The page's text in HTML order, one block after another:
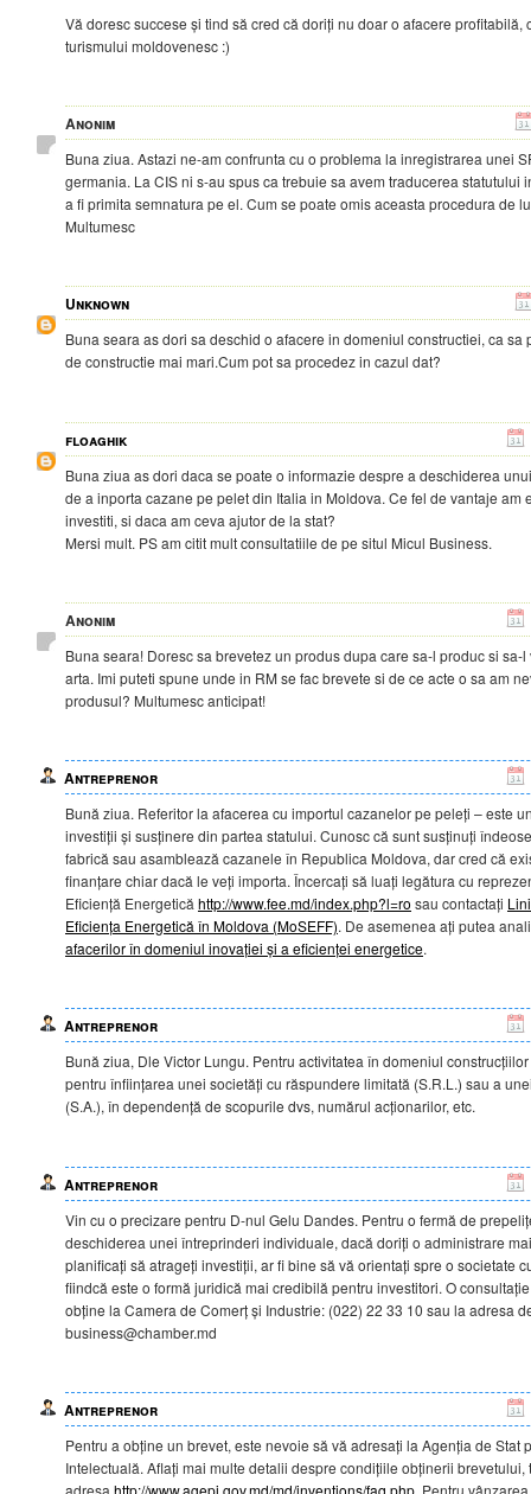
Vă doresc succese și tind să cred că doriți nu doar o afacere profitabilă,
turismului moldovenesc :)
Anonim
Buna ziua. Astazi ne-am confrunta cu o problema la inregistrarea unei
germania. La CIS ni s-au spus ca trebuie sa avem traducerea statutului
a fi primita semnatura pe el. Cum se poate omis aceasta procedura de
Multumesc
Unknown
Buna seara as dori sa deschid o afacere in domeniul constructiei, ca sa
de constructie mai mari.Cum pot sa procedez in cazul dat?
floaghik
Buna ziua as dori daca se poate o informazie despre a deschiderea
de a inporta cazane pe pelet din Italia in Moldova. Ce fel de vantaje am
investiti, si daca am ceva ajutor de la stat?
Mersi mult. PS am citit mult consultatiile de pe situl Micul Business.
Anonim
Buna seara! Doresc sa brevetez un produs dupa care sa-l produc si sa-
arta. Imi puteti spune unde in RM se fac brevete si de ce acte o sa am
produsul? Multumesc anticipat!
Antreprenor
Bună ziua. Referitor la afacerea cu importul cazanelor pe peleți – este
investiții și susținere din partea statului. Cunosc că sunt susținuți
fabrică sau asamblează cazanele în Republica Moldova, dar cred că
finanțare chiar dacă le veți importa. Încercați să luați legătura cu
Eficiență Energetică http://www.fee.md/index.php?l=ro sau contactați
Eficiența Energetică în Moldova (MoSEFF). De asemenea ați putea
afacerilor în domeniul inovației și a eficienței energetice.
Antreprenor
Bună ziua, Dle Victor Lungu. Pentru activitatea în domeniul
pentru înființarea unei societăți cu răspundere limitată (S.R.L.) sau a
(S.A.), în dependență de scopurile dvs, numărul acționarilor, etc.
Antreprenor
Vin cu o precizare pentru D-nul Gelu Dandes. Pentru o fermă de
deschiderea unei întreprinderi individuale, dacă doriți o administrare
planificați să atrageți investiții, ar fi bine să vă orientați spre o societate
fiindcă este o formă juridică mai credibilă pentru investitori. O
obține la Camera de Comerț și Industrie: (022) 22 33 10 sau la adresa
business@chamber.md
Antreprenor
Pentru a obține un brevet, este nevoie să vă adresați la Agenția de Stat
Intelectuală. Aflați mai multe detalii despre condițiile obținerii brevetului,
adresa http://www.agepi.gov.md/md/inventions/faq.php . Pentru